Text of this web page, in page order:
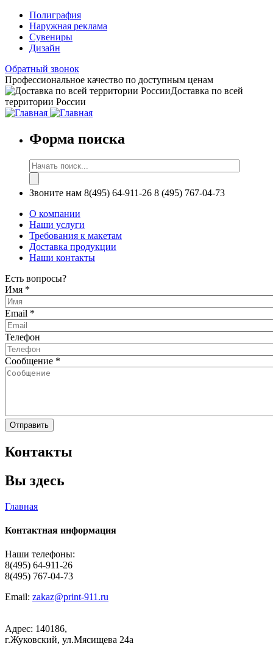
Полиграфия
Наружная реклама
Сувениры
Дизайн
Обратный звонок
Профессиональное качество по доступным ценам
Доставка по всей
территории России
Форма поиска
Звоните нам 8(495) 64-911-26 8 (495) 767-04-73
О компании
Наши услуги
Требования к макетам
Доставка продукции
Наши контакты
Есть вопросы?
Имя *
Email *
Телефон
Сообщение *
Контакты
Вы здесь
Главная
Контактная информация
Наши телефоны:
8(495) 64-911-26
8(495) 767-04-73
Email: zakaz@print-911.ru
Адрес: 140186,
г.Жуковский, ул.Мясищева 24а